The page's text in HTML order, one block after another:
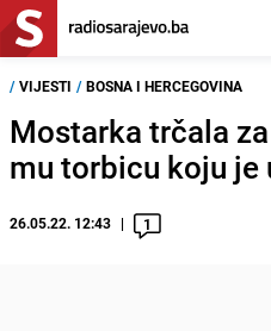
/ VIJESTI / BOSNA I HERCEGOVINA
Mostarka trčala
mu torbicu koju je
26.05.22. 12:43 1